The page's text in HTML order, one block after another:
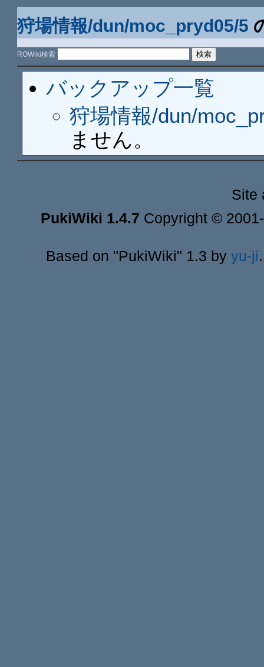
狩場情報/dun/moc_pryd05/5
ROWiki検索
バックアップ一覧
狩場情報/dun/
ません。
Site
PukiWiki 1.4.7 Copyright ©
Based on "PukiWiki" 1.3 by yu-ji